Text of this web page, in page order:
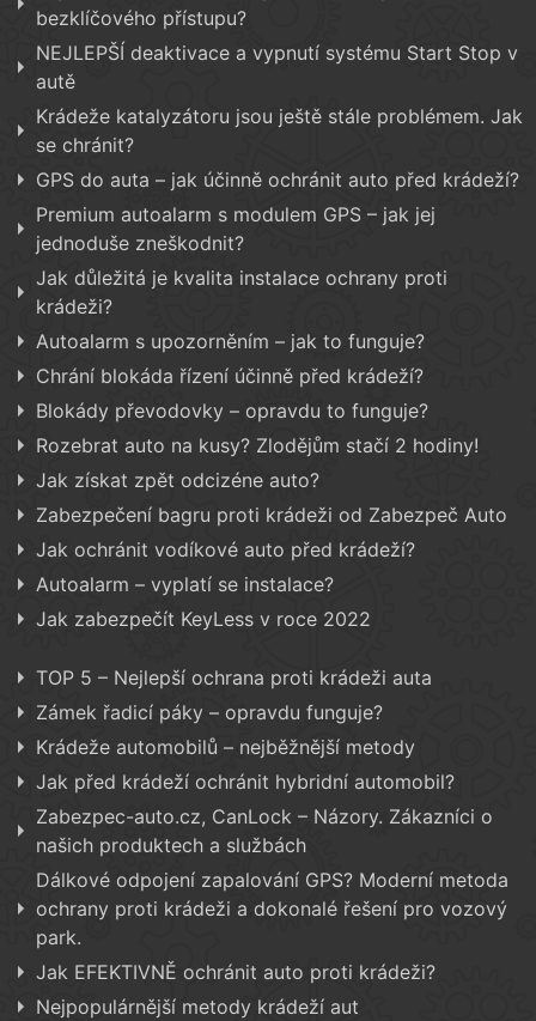
bezklíčového přístupu?
NEJLEPŠÍ deaktivace a vypnutí systému Start Stop v
autě
Krádeže katalyzátoru jsou ještě stále problémem. Jak
se chránit?
GPS do auta – jak účinně ochránit auto před krádeží?
Premium autoalarm s modulem GPS – jak jej
jednoduše zneškodnit?
Jak důležitá je kvalita instalace ochrany proti
krádeži?
Autoalarm s upozorněním – jak to funguje?
Chrání blokáda řízení účinně před krádeží?
Blokády převodovky – opravdu to funguje?
Rozebrat auto na kusy? Zlodějům stačí 2 hodiny!
Jak získat zpět odcizéne auto?
Zabezpečení bagru proti krádeži od Zabezpeč Auto
Jak ochránit vodíkové auto před krádeží?
Autoalarm – vyplatí se instalace?
Jak zabezpečít KeyLess v roce 2022
TOP 5 – Nejlepší ochrana proti krádeži auta
Zámek řadicí páky – opravdu funguje?
Krádeže automobilů – nejběžnější metody
Jak před krádeží ochránit hybridní automobil?
Zabezpec-auto.cz, CanLock – Názory. Zákazníci o
našich produktech a službách
Dálkové odpojení zapalování GPS? Moderní metoda
ochrany proti krádeži a dokonalé řešení pro vozový
park.
Jak EFEKTIVNĚ ochránit auto proti krádeži?
Nejpopulárnější metody krádeží aut